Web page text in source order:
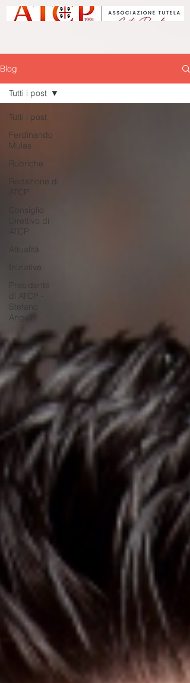
Blog
Tutti i post
Ferdinando
Mulas
Rubriche
Redazione di
ATCP
Consiglio
Direttivo di
ATCP
Attualità
Iniziative
Presidente
di ATCP -
Stefano
Angeli
Tutti i post